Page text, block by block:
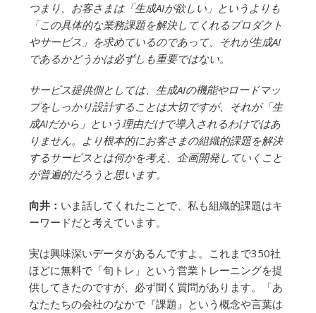
つまり、お客さまは「生成AIが欲しい」というよりも
「この具体的な業務課題を解決してくれるプロダクト
やサービス」を求めているのであって、それが生成AI
であるかどうかは必ずしも重要ではない。
サービス提供側としては、生成AIの機能やロードマッ
プをしっかり設計することは大切ですが、それが「生
成AIだから」という理由だけで導入されるわけではあ
りません。より根本的にお客さまの組織的課題を解決
するサービスとは何かを考え、企画開発していくこと
が普遍的だろうと思います。
向井： いま話してくれたことで、私も組織的課題はキ
ーワードだと考えています。
実は興味深いデータがあるんですよ。これまで350社
ほどに無料で「旬トレ」という営業トレーニングを提
供してきたのですが、必ず聞く質問があります。「あ
なたたちの会社のなかで『課題』という概念や言葉は